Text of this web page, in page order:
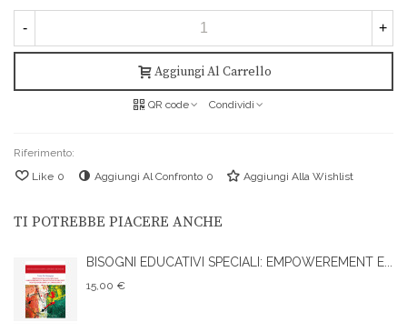
- +
Aggiungi Al Carrello
QR code Condividi
Riferimento:
Like 0 Aggiungi Al Confronto 0 Aggiungi Alla Wishlist
TI POTREBBE PIACERE ANCHE
BISOGNI EDUCATIVI SPECIALI: EMPOWEREMENT E...
15,00 €